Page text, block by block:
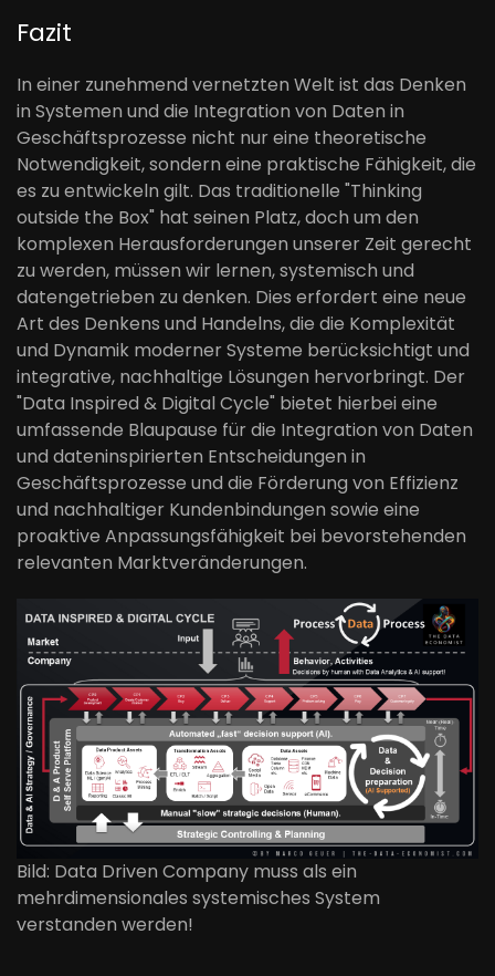
Fazit
In einer zunehmend vernetzten Welt ist das Denken
in Systemen und die Integration von Daten in
Geschäftsprozesse nicht nur eine theoretische
Notwendigkeit, sondern eine praktische Fähigkeit, die
es zu entwickeln gilt. Das traditionelle "Thinking
outside the Box" hat seinen Platz, doch um den
komplexen Herausforderungen unserer Zeit gerecht
zu werden, müssen wir lernen, systemisch und
datengetrieben zu denken. Dies erfordert eine neue
Art des Denkens und Handelns, die die Komplexität
und Dynamik moderner Systeme berücksichtigt und
integrative, nachhaltige Lösungen hervorbringt. Der
"Data Inspired & Digital Cycle" bietet hierbei eine
umfassende Blaupause für die Integration von Daten
und dateninspirierten Entscheidungen in
Geschäftsprozesse und die Förderung von Effizienz
und nachhaltiger Kundenbindungen sowie eine
proaktive Anpassungsfähigkeit bei bevorstehenden
relevanten Marktveränderungen.
Bild: Data Driven Company muss als ein
mehrdimensionales systemisches System
verstanden werden!